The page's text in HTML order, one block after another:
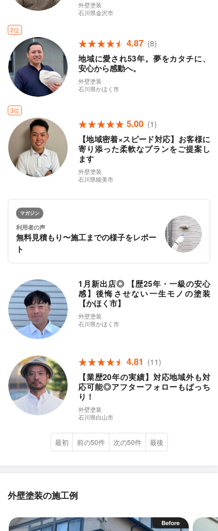
外壁塗装
石川県金沢市
2位
4.87 (8)
地域に愛され53年。夢をカタチに、
安心から感動へ。
外壁塗装
石川県かほく市
3位
5.00 (1)
【地域密着×スピード対応】お客様に
寄り添った柔軟なプランをご提案し
ます
外壁塗装
石川県能美市
マガジン
利用者の声
無料見積もり〜施工までの様子をレポー
ト
1月新出店◎ 【歴25年・一級の安心
感】後悔させない一生モノの塗装
【かほく市】
外壁塗装
石川県かほく市
4.81 (11)
【業歴20年の実績】対応地域外も対
応可能◎アフターフォローもばっち
り！
外壁塗装
石川県白山市
最初 前の50件 次の50件 最後
外壁塗装の施工例